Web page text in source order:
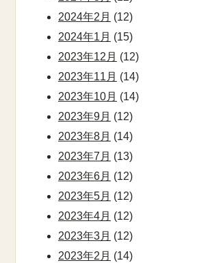
2024年2月 (12)
2024年1月 (15)
2023年12月 (12)
2023年11月 (14)
2023年10月 (14)
2023年9月 (12)
2023年8月 (14)
2023年7月 (13)
2023年6月 (12)
2023年5月 (12)
2023年4月 (12)
2023年3月 (12)
2023年2月 (14)